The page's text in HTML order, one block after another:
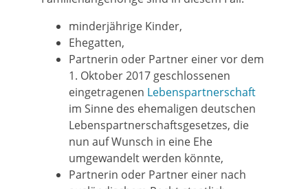
minderjährige Kinder,
Ehegatten,
Partnerin oder Partner einer vor dem
1. Oktober 2017 geschlossenen
eingetragenen Lebenspartnerschaft
im Sinne des ehemaligen deutschen
Lebenspartnerschaftsgesetzes, die
nun auf Wunsch in eine Ehe
umgewandelt werden könnte,
Partnerin oder Partner einer nach